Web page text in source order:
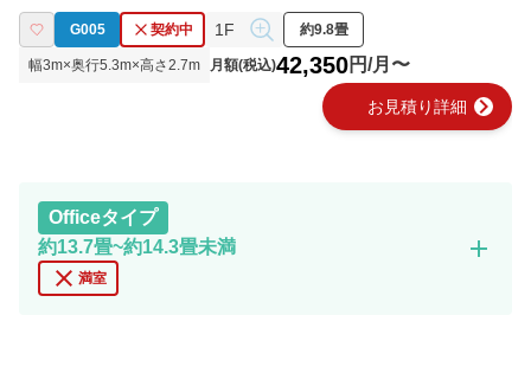
G005 契約中 1F 約9.8畳
幅3m×奥行5.3m×高さ2.7m 月額(税込)42,350円/月〜
お見積り詳細 chevron_right
Officeタイプ
約13.7畳~約14.3畳未満
close 満室
add